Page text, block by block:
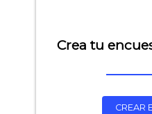
Crea tu
CREAR